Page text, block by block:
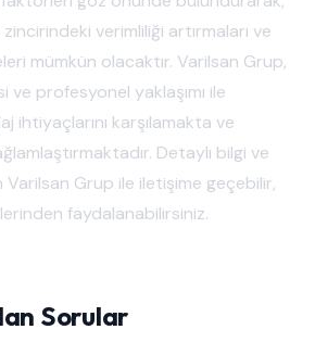
verimliliği artırmaları ve
mümkün olacaktır. Varilsan Grup,
ve profesyonel yaklaşımı ile
ihtiyaçlarını karşılamakta ve
Detaylı bilgi ve
Grup ile iletişime geçebilir,
faydalanabilirsiniz.
Sorular